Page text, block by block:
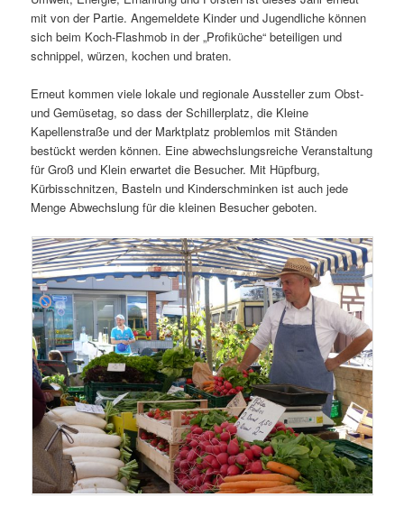
mit von der Partie. Angemeldete Kinder und Jugendliche können
sich beim Koch-Flashmob in der „Profiküche“ beteiligen und
schnippel, würzen, kochen und braten.
Erneut kommen viele lokale und regionale Aussteller zum Obst-
und Gemüsetag, so dass der Schillerplatz, die Kleine
Kapellenstraße und der Marktplatz problemlos mit Ständen
bestückt werden können. Eine abwechslungsreiche Veranstaltung
für Groß und Klein erwartet die Besucher. Mit Hüpfburg,
Kürbisschnitzen, Basteln und Kinderschminken ist auch jede
Menge Abwechslung für die kleinen Besucher geboten.